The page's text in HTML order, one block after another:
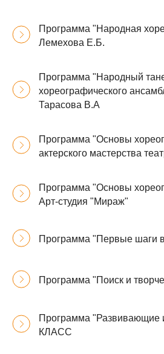
Программа "Народная
Лемехова Е.Б.
Программа "Народный
хореографического
Тарасова В.А
Программа "Основы
актерского мастерства
Программа "Основы
Арт-студия "Мираж"
Программа "Первые шаги
Программа "Поиск и
Программа
КЛАСС